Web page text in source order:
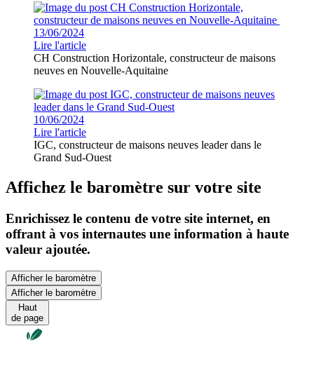
13/06/2024
Lire l'article
CH Construction Horizontale, constructeur de maisons
neuves en Nouvelle-Aquitaine
10/06/2024
Lire l'article
IGC, constructeur de maisons neuves leader dans le
Grand Sud-Ouest
Affichez le baromètre sur votre site
Enrichissez le contenu de votre site internet, en
offrant à vos internautes une information à haute
valeur ajoutée.
Afficher le baromètre
Afficher le baromètre
Haut
de page